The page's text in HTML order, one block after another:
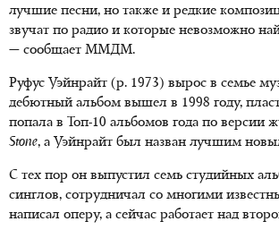
лучшие песни, но также и редкие
звучат по радио и которые невозможно
— сообщает ММДМ.
Руфус Уэйнрайт (р. 1973) вырос в семье
дебютный альбом вышел в 1998 году,
попала в Топ-10 альбомов года по версии
Stone, а Уэйнрайт был назван лучшим
С тех пор он выпустил семь студийных
синглов, сотрудничал со многими
написал оперу, а сейчас работает над